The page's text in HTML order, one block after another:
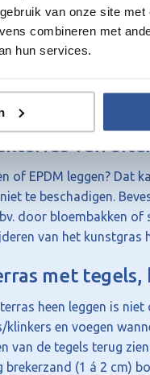
van onze site
combineren met
hun services.
van
beton van het
om een goede
hoeken wat
van
of EPDM leggen? Dat
te beschadigen.
door bloembakken
van het
met tegels,
heen leggen is
en voegen
van de tegels terug
(1 á 2 cm)